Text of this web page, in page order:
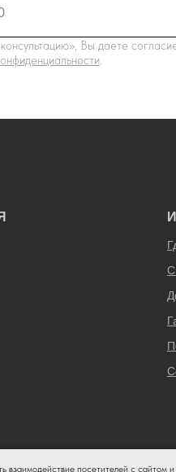
посетителей с сайтом
Вы даете
.